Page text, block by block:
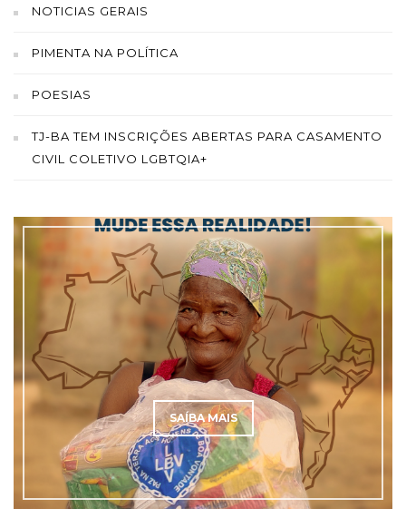
NOTICIAS GERAIS
PIMENTA NA POLÍTICA
POESIAS
TJ-BA TEM INSCRIÇÕES ABERTAS PARA CASAMENTO
CIVIL COLETIVO LGBTQIA+
SAÍBA MAIS